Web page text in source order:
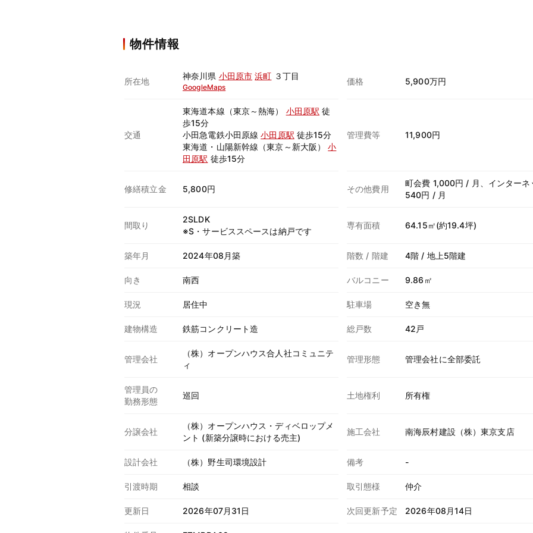
物件情報
所在地
神奈川県 小田原市 浜町 ３丁目
GoogleMaps
価格 5,900万円
交通
東海道本線（東京～熱海） 小田原駅 徒
歩15分
小田急電鉄小田原線小田原駅 徒歩15分
東海道・山陽新幹線（東京～新大阪）小
田原駅 徒歩15分
管理費等 11,900円
修繕積立金 5,800円 その他費用
町会費 1,000円 / 月、インターネ
540円 / 月
間取り
2SLDK
※S・サービススペースは納戸です
専有面積 64.15㎡(約19.4坪)
築年月 2024年08月築 階数 / 階建 4階 / 地上5階建
向き 南西 バルコニー 9.86㎡
現況 居住中 駐車場 空き無
建物構造 鉄筋コンクリート造 総戸数 42戸
管理会社
（株）オープンハウス合人社コミュニテ
ィ
管理形態 管理会社に全部委託
管理員の
勤務形態
巡回 土地権利 所有権
分譲会社
（株）オープンハウス・ディベロップメ
ント (新築分譲時における売主)
施工会社 南海辰村建設（株）東京支店
設計会社 （株）野生司環境設計 備考 -
引渡時期 相談 取引態様 仲介
更新日 2026年07月31日 次回更新予定 2026年08月14日